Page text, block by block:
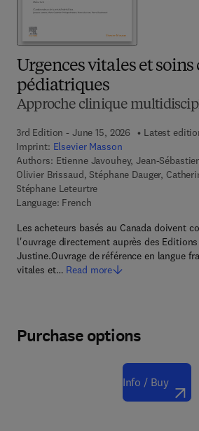
Urgences vitales et
pédiatriques
Approche clinique
3rd Edition - June 15, 2026
Latest
Imprint: Elsevier Masson
Authors: Etienne Javouhey, Jean-
Olivier Brissaud, Stéphane Dauger,
Stéphane Leteurtre
Language: French
Les acheteurs basés au Canada doivent
l'ouvrage directement auprès des
Justine.Ouvrage de référence en langue
vitales et… Read more
Purchase options
Info / Buy